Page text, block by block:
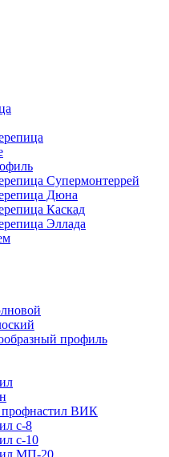
Супермонтеррей
Дюна
Каскад
Эллада
профиль
профнастил ВИК
с-8
с-10
МП-20